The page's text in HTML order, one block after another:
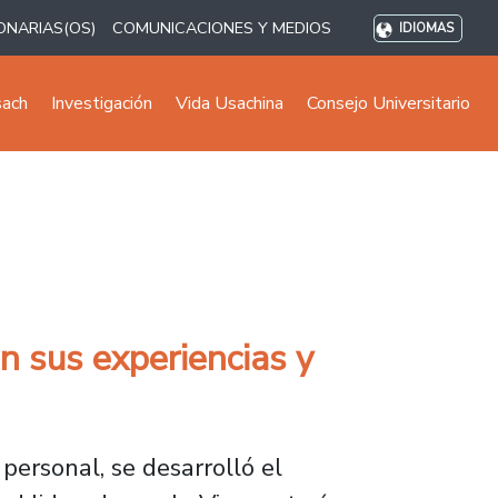
COMUNICACIONES Y MEDIOS IDIOMAS
Investigación Vida Usachina Consejo Universitario
sus experiencias y
se desarrolló el